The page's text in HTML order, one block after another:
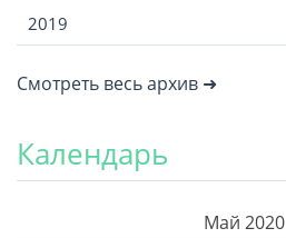
2019
Смотреть весь архив ➜
Календарь
Май 2020